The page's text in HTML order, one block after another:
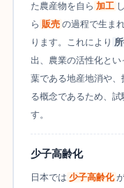
た農産物を自ら 加工
ら 販売 の過程で生ま
ります。これにより
出、農業の活性化と
葉である地産地消や
る概念であるため、
す。
少子高齢化
日本では 少子高齢化